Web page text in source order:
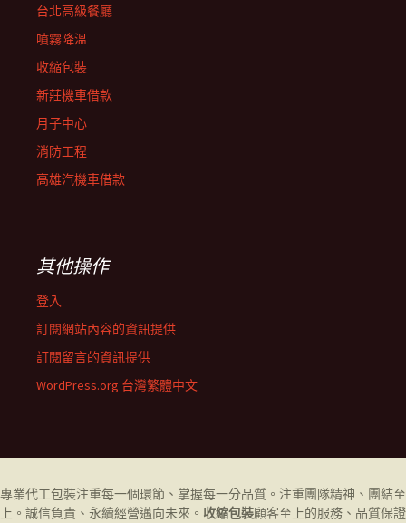
台北高級餐廳
噴霧降溫
收縮包裝
新莊機車借款
月子中心
消防工程
高雄汽機車借款
其他操作
登入
訂閱網站內容的資訊提供
訂閱留言的資訊提供
WordPress.org 台灣繁體中文
專業代工包裝注重每一個環節、掌握每一分品質。注重團隊精神、團結至
上。誠信負責、永續經營邁向未來。 收縮包裝顧客至上的服務、品質保證